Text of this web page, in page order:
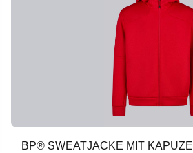
BP® SWEATJACKE MIT KAPUZE